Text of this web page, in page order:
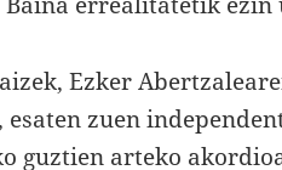
Ezker
zuen
guztien arteko